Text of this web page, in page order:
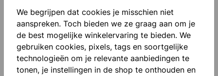
Productgalerij overslaan
Similar Items
We begrijpen dat cookies je misschien niet
aanspreken. Toch bieden we ze graag aan om je
de best mogelijke winkelervaring te bieden. We
gebruiken cookies, pixels, tags en soortgelijke
technologieën om je relevante aanbiedingen te
tonen, je instellingen in de shop te onthouden en